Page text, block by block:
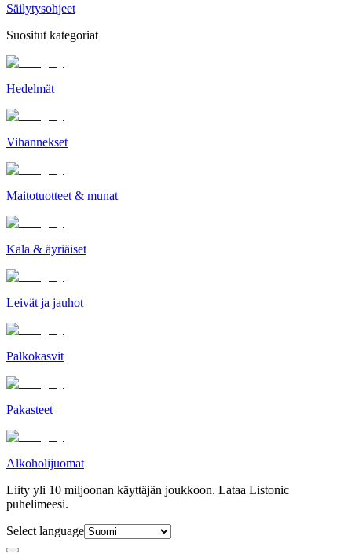
Säilytysohjeet
Suositut kategoriat
Hedelmät
Vihannekset
Maitotuotteet & munat
Kala & äyriäiset
Leivät ja jauhot
Palkokasvit
Pakasteet
Alkoholijuomat
Liity yli 10 miljoonan käyttäjän joukkoon. Lataa Listonic
puhelimeesi.
Select language